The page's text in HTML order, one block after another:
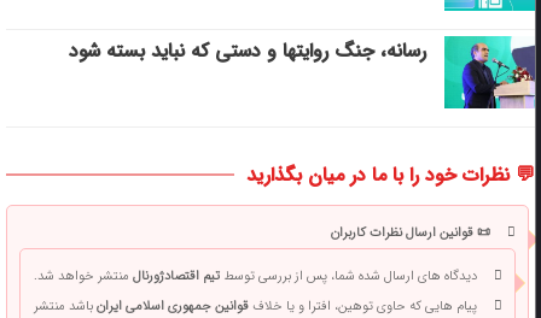
رسانه، جنگ روایتها و دستی که نباید بسته شود
💬 نظرات خود را با ما در میان بگذارید
📜 قوانین ارسال نظرات کاربران
دیدگاه های ارسال شده شما، پس از بررسی توسطتیم اقتصادژورنالمنتشر خواهد شد.
پیام هایی که حاوی توهین، افترا و یا خلافقوانین جمهوری اسلامی ایرانباشد منتشر